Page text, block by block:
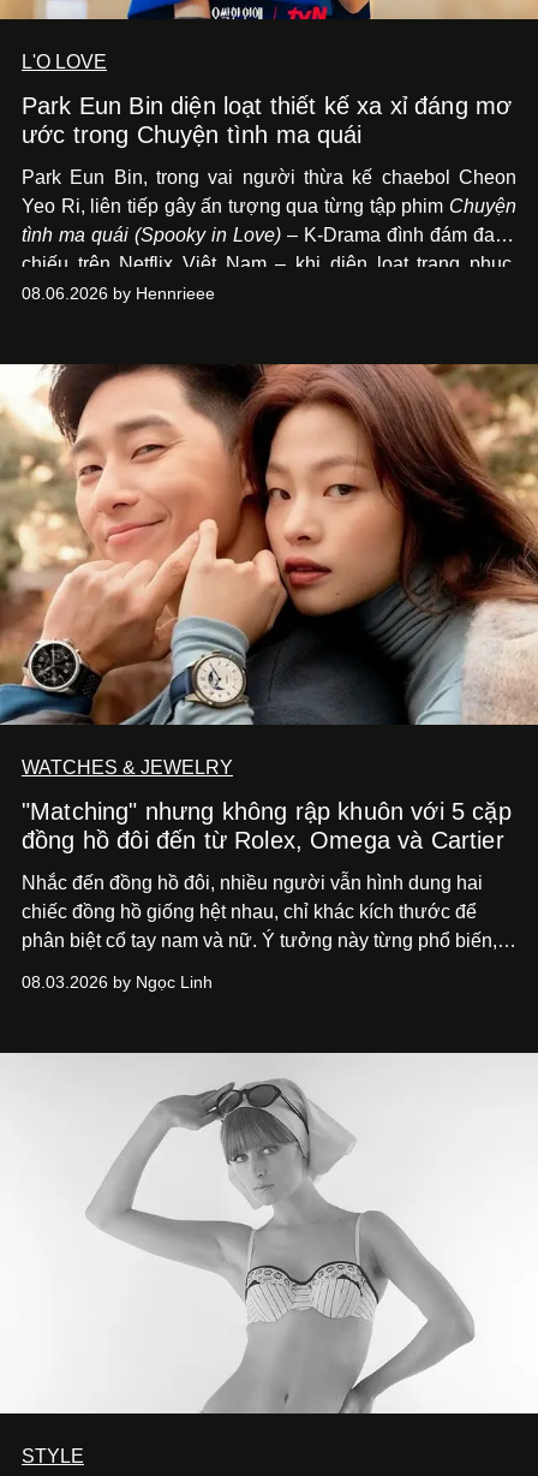
L'O LOVE
Park Eun Bin diện loạt thiết kế xa xỉ đáng mơ
ước trong Chuyện tình ma quái
Park Eun Bin, trong vai người thừa kế chaebol Cheon
Yeo Ri, liên tiếp gây ấn tượng qua từng tập phim Chuyện
tình ma quái (Spooky in Love) – K-Drama đình đám đang
chiếu trên Netflix Việt Nam – khi diện loạt trang phục,
đồng hồ & trang sức xa xỉ tương xứng với địa vị trên màn
08.06.2026 by Hennrieee
WATCHES & JEWELRY
"Matching" nhưng không rập khuôn với 5 cặp
đồng hồ đôi đến từ Rolex, Omega và Cartier
Nhắc đến đồng hồ đôi, nhiều người vẫn hình dung hai
chiếc đồng hồ giống hệt nhau, chỉ khác kích thước để
phân biệt cổ tay nam và nữ. Ý tưởng này từng phổ biến,
khá rập khuôn. Nói lời tạm biết hai phiên bản nam nữ
mải miết tìm kiếm sự đồng nhất tuyệt đối. Họ để những
đường nét, tỷ lệ và bảng màu nối liền hai thiết kế, dù mỗi
phiên bản vẫn mang linh hồn riêng.
08.03.2026 by Ngọc Linh
STYLE